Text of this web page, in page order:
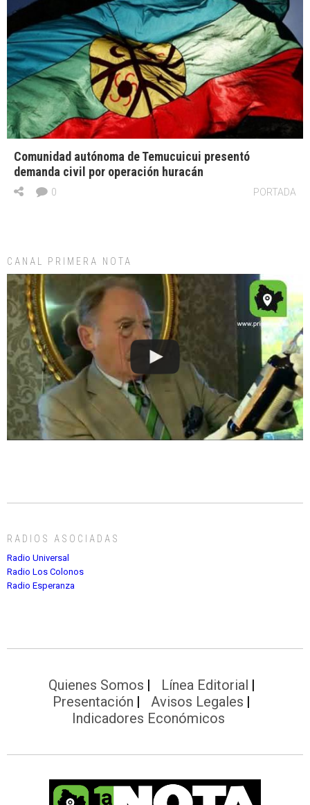
Comunidad autónoma de Temucuicui presentó
demanda civil por operación huracán
PORTADA
0
CANAL PRIMERA NOTA
RADIOS ASOCIADAS
Radio Universal
Radio Los Colonos
Radio Esperanza
Quienes Somos
Línea Editorial
Presentación
Avisos Legales
Indicadores Económicos